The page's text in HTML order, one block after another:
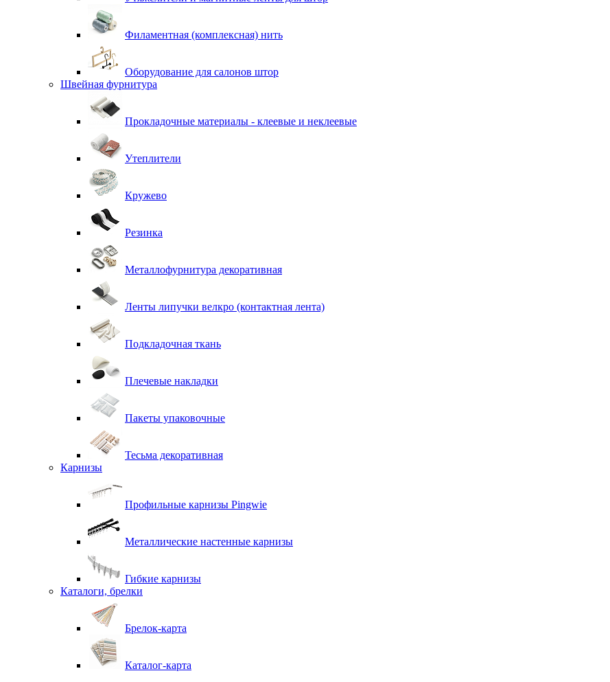
Филаментная (комплексная) нить
Оборудование для салонов штор
Швейная фурнитура
Прокладочные материалы - клеевые и неклеевые
Утеплители
Кружево
Резинка
Металлофурнитура декоративная
Ленты липучки велкро (контактная лента)
Подкладочная ткань
Плечевые накладки
Пакеты упаковочные
Тесьма декоративная
Карнизы
Профильные карнизы Pingwie
Металлические настенные карнизы
Гибкие карнизы
Каталоги, брелки
Брелок-карта
Каталог-карта